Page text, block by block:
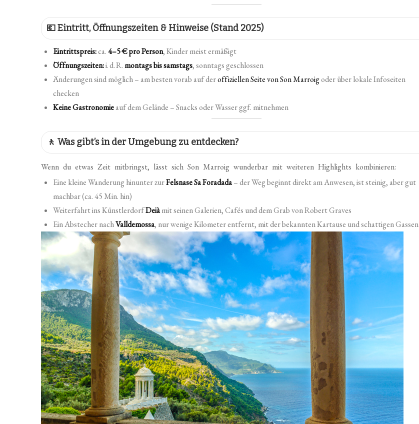
💶 Eintritt, Öffnungszeiten & Hinweise (Stand 2025)
Eintrittspreis:ca.4–5 € pro Person, Kinder meist ermäßigt
Öffnungszeiten:i. d. R.montags bis samstags, sonntags geschlossen
Änderungen sind möglich – am besten vorab auf deroffiziellen Seite von Son Marroigoder über lokale Infoseiten
checken
Keine Gastronomieauf dem Gelände – Snacks oder Wasser ggf. mitnehmen
🚶 Was gibt’s in der Umgebung zu entdecken?
Wenn du etwas Zeit mitbringst, lässt sich Son Marroig wunderbar mit weiteren Highlights kombinieren:
Eine kleine Wanderung hinunter zurFelsnase Sa Foradada– der Weg beginnt direkt am Anwesen, ist steinig, aber gut
machbar (ca. 45 Min. hin)
Weiterfahrt ins KünstlerdorfDeiàmit seinen Galerien, Cafés und dem Grab von Robert Graves
Ein Abstecher nachValldemossa, nur wenige Kilometer entfernt, mit der bekannten Kartause und schattigen Gassen